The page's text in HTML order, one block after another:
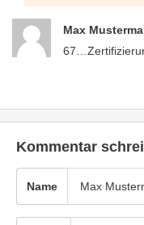
Max
Kommentar
Name